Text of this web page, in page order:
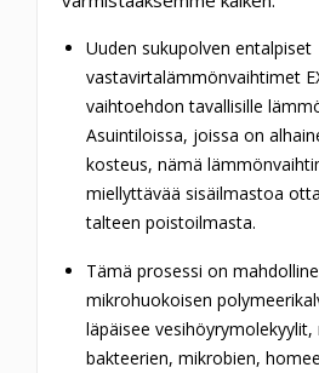
Uuden sukupolven entalpiset
vastavirtalämmönvaihtimet
vaihtoehdon tavallisille
Asuintiloissa, joissa on
kosteus, nämä
miellyttävää sisäilmastoa
talteen poistoilmasta.
Tämä prosessi on
mikrohuokoisen
läpäisee
bakteerien, mikrobien,